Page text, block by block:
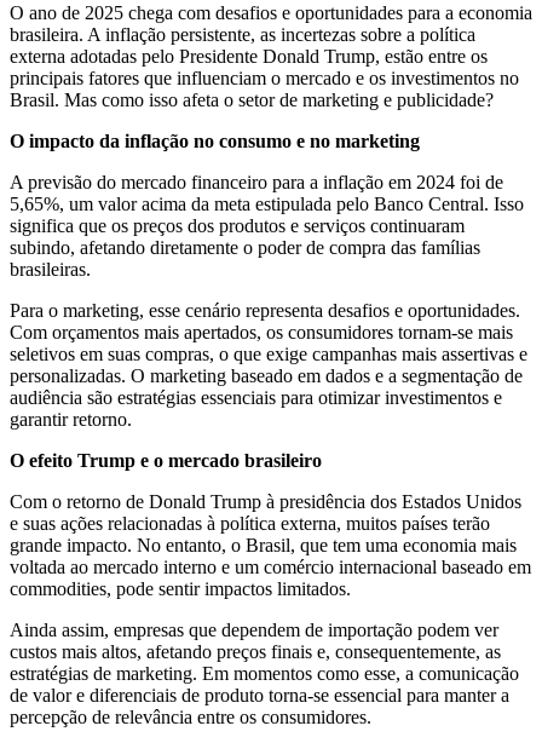
O ano de 2025 chega com desafios e oportunidades para a economia
brasileira. A inflação persistente, as incertezas sobre a política
externa adotadas pelo Presidente Donald Trump, estão entre os
principais fatores que influenciam o mercado e os investimentos no
Brasil. Mas como isso afeta o setor de marketing e publicidade?
O impacto da inflação no consumo e no marketing
A previsão do mercado financeiro para a inflação em 2024 foi de
5,65%, um valor acima da meta estipulada pelo Banco Central. Isso
significa que os preços dos produtos e serviços continuaram
subindo, afetando diretamente o poder de compra das famílias
brasileiras.
Para o marketing, esse cenário representa desafios e oportunidades.
Com orçamentos mais apertados, os consumidores tornam-se mais
seletivos em suas compras, o que exige campanhas mais assertivas e
personalizadas. O marketing baseado em dados e a segmentação de
audiência são estratégias essenciais para otimizar investimentos e
garantir retorno.
O efeito Trump e o mercado brasileiro
Com o retorno de Donald Trump à presidência dos Estados Unidos
e suas ações relacionadas à política externa, muitos países terão
grande impacto. No entanto, o Brasil, que tem uma economia mais
voltada ao mercado interno e um comércio internacional baseado em
commodities, pode sentir impactos limitados.
Ainda assim, empresas que dependem de importação podem ver
custos mais altos, afetando preços finais e, consequentemente, as
estratégias de marketing. Em momentos como esse, a comunicação
de valor e diferenciais de produto torna-se essencial para manter a
percepção de relevância entre os consumidores.